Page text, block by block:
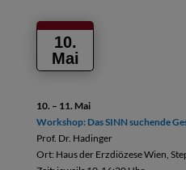
10.
Mai
10. – 11. Mai
Workshop: Das SINN suchende
Prof. Dr. Hadinger
Ort: Haus der Erzdiözese Wien,